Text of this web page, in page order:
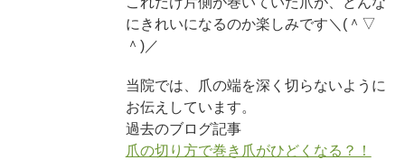
にきれいになるのか楽しみです＼(＾▽
＾)／
当院では、爪の端を深く切らないように
お伝えしています。
過去のブログ記事
爪の切り方で巻き爪がひどくなる？！